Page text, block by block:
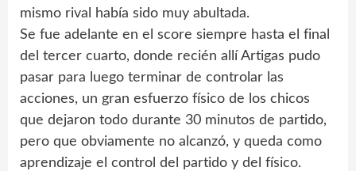
mismo rival había sido muy abultada.
Se fue adelante en el score siempre hasta el final
del tercer cuarto, donde recién allí Artigas pudo
pasar para luego terminar de controlar las
acciones, un gran esfuerzo físico de los chicos
que dejaron todo durante 30 minutos de partido,
pero que obviamente no alcanzó, y queda como
aprendizaje el control del partido y del físico.